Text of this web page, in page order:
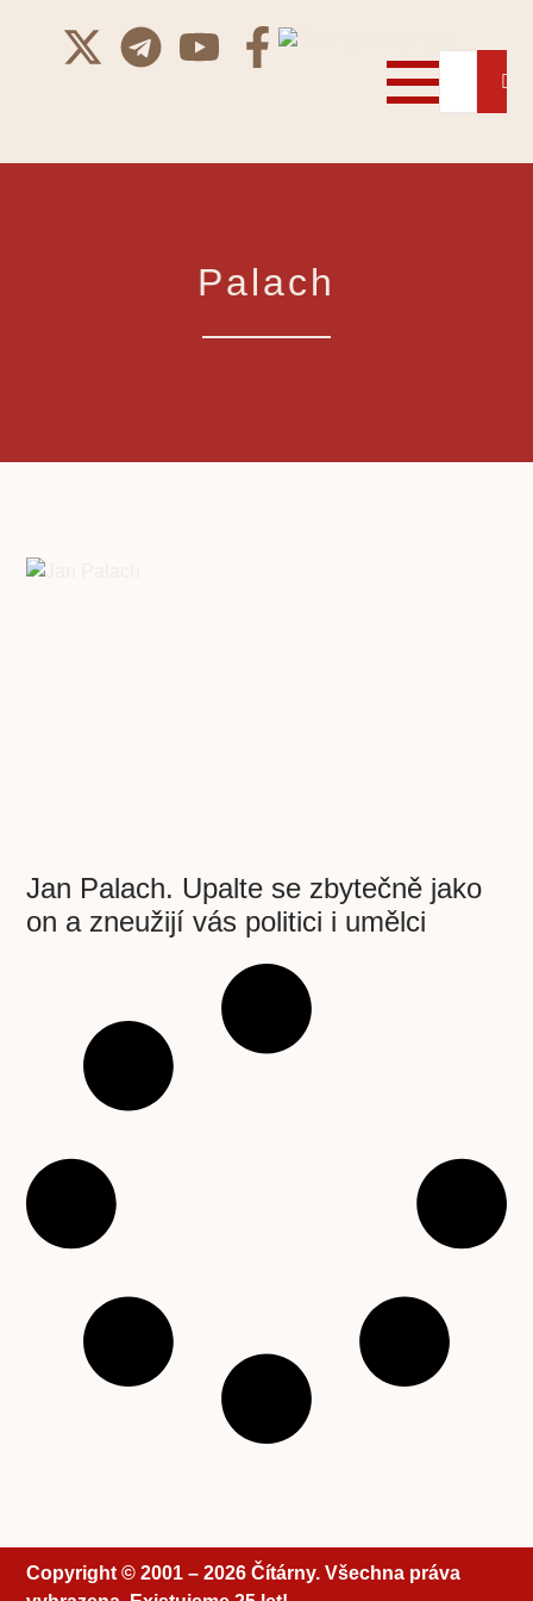
Palach
Jan Palach. Upalte se zbytečně jako
on a zneužijí vás politici i umělci
Copyright © 2001 – 2026 Čítárny. Všechna práva